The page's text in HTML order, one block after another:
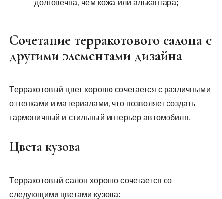
долговечна‚ чем кожа или алькантара;
Сочетание терракотового салона с
другими элементами дизайна
Терракотовый цвет хорошо сочетается с различными
оттенками и материалами‚ что позволяет создать
гармоничный и стильный интерьер автомобиля.
Цвета кузова
Терракотовый салон хорошо сочетается со
следующими цветами кузова: